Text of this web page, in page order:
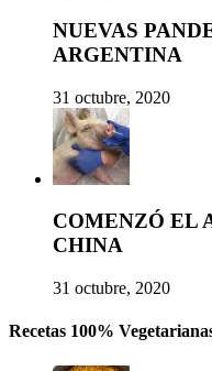
NUEVAS
ARGENTINA
31 octubre, 2020
COMENZÓ EL
CHINA
31 octubre, 2020
Recetas 100%